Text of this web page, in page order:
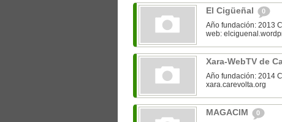
El Cigüeñal 0
Año fundación: 2013
web:
Xara-WebTV de
Año fundación: 2014
xara.carevolta.org
MAGACIM 0